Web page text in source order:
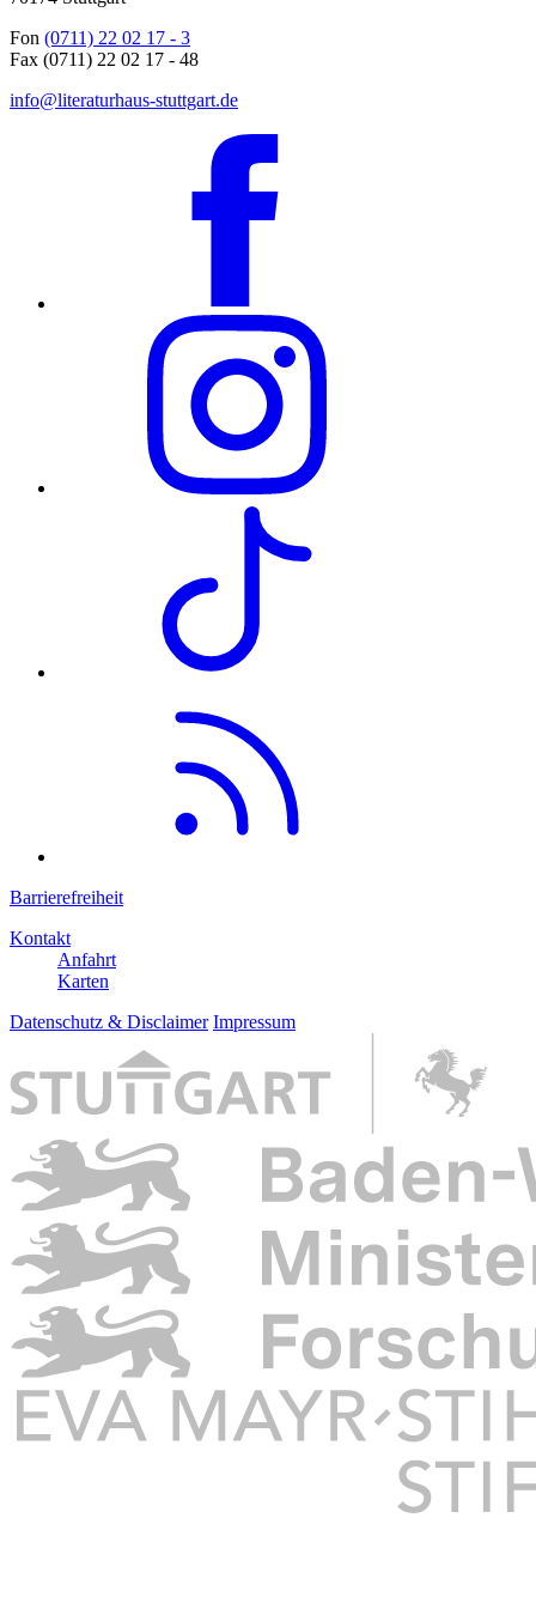
Fon (0711) 22 02 17 - 3
Fax (0711) 22 02 17 - 48
info@literaturhaus-stuttgart.de
Barrierefreiheit
Kontakt
Anfahrt
Karten
Datenschutz & Disclaimer Impressum